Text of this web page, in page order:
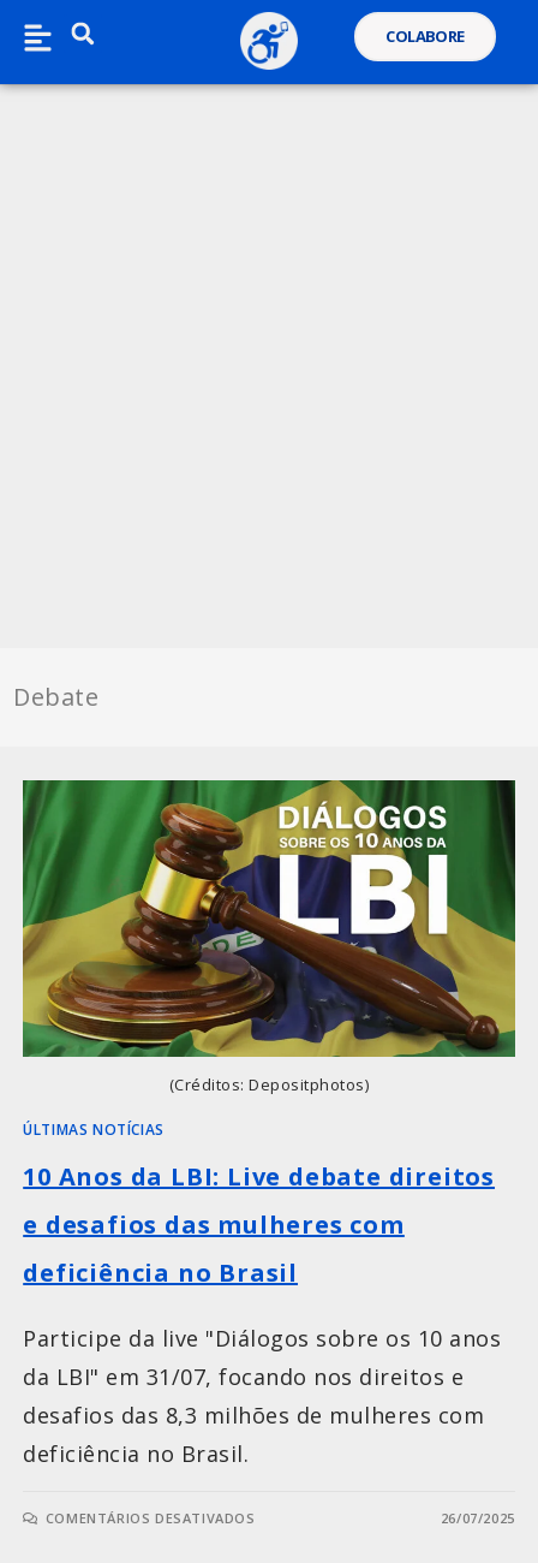
COLABORE
Debate
(Créditos: Depositphotos)
ÚLTIMAS NOTÍCIAS
10 Anos da LBI: Live debate direitos
e desafios das mulheres com
deficiência no Brasil
Participe da live "Diálogos sobre os 10 anos
da LBI" em 31/07, focando nos direitos e
desafios das 8,3 milhões de mulheres com
deficiência no Brasil.
COMENTÁRIOS DESATIVADOS 26/07/2025